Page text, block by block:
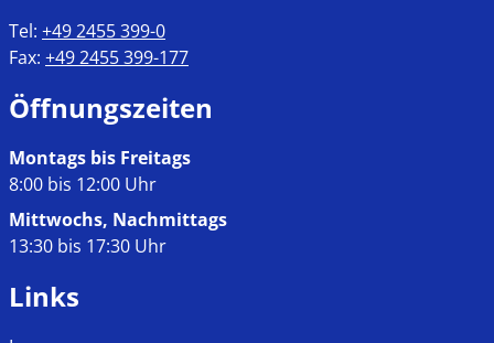
Tel: +49 2455 399-0
Fax: +49 2455 399-177
Öffnungszeiten
Montags bis Freitags
8:00 bis 12:00 Uhr
Mittwochs, Nachmittags
13:30 bis 17:30 Uhr
Links